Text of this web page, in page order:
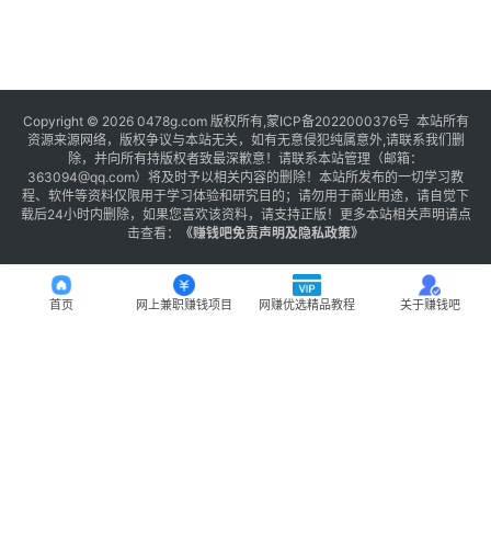
Copyright © 2026 0478g.com 版权所有,蒙ICP备2022000376号 本站所有
资源来源网络，版权争议与本站无关，如有无意侵犯纯属意外,请联系我们删
除，并向所有持版权者致最深歉意！请联系本站管理（邮箱：
363094@qq.com）将及时予以相关内容的删除！本站所发布的一切学习教
程、软件等资料仅限用于学习体验和研究目的；请勿用于商业用途，请自觉下
载后24小时内删除，如果您喜欢该资料，请支持正版！更多本站相关声明请点
击查看：
《赚钱吧免责声明及隐私政策》
首页 网上兼职赚钱项目 网赚优选精品教程 关于赚钱吧